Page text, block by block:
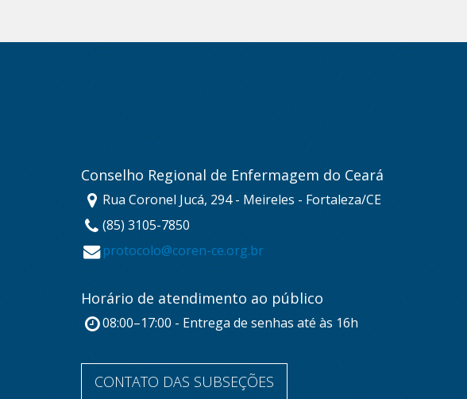
Conselho Regional de Enfermagem do Ceará
Rua Coronel Jucá, 294 - Meireles - Fortaleza/CE
(85) 3105-7850
protocolo@coren-ce.org.br
Horário de atendimento ao público
08:00–17:00 - Entrega de senhas até às 16h
CONTATO DAS SUBSEÇÕES